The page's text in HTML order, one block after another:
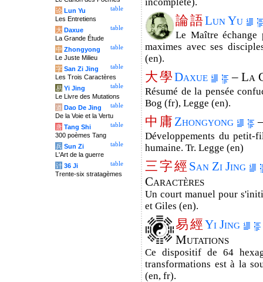
論語Lun Yu
Le Maître échange
maximes avec ses
(en).
大學Daxue – La
Résumé de la pensée
Bog (fr), Legge (en).
中 庸 Zhongyong
Développements du petit-
humaine. Tr. Legge (en)
三字經 San Zi Jing
Caractères
Un court manuel pour
et Giles (en).
易經Yi Jing
Mutations
Ce dispositif de 64
transformations est à la
(en, fr).
table
论 Lun Yu
Les Entretiens
table
大 Daxue
La Grande Étude
table
中 Zhongyong
Le Juste Milieu
table
字 San Zi Jing
Les Trois Caractères
table
易 Yi Jing
Le Livre des Mutations
table
道 Dao De Jing
De la Voie et la Vertu
table
唐 Tang Shi
300 poèmes Tang
table
兵 Sun Zi
L'Art de la guerre
table
计 36 Ji
Trente-six stratagèmes